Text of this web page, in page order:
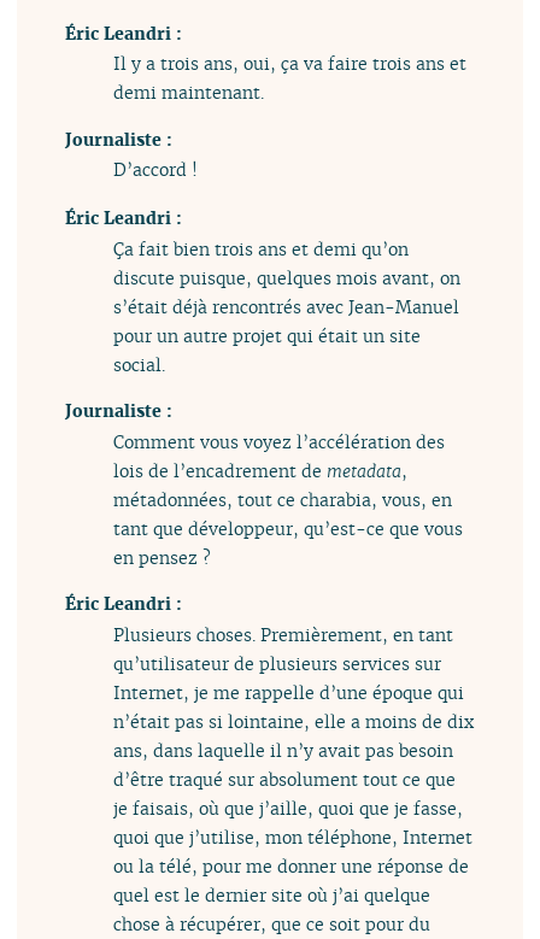
Éric Leandri :
Il y a trois ans, oui, ça va faire trois ans et
demi maintenant.
Journaliste :
D’accord !
Éric Leandri :
Ça fait bien trois ans et demi qu’on
discute puisque, quelques mois avant, on
s’était déjà rencontrés avec Jean-Manuel
pour un autre projet qui était un site
social.
Journaliste :
Comment vous voyez l’accélération des
lois de l’encadrement de metadata,
métadonnées, tout ce charabia, vous, en
tant que développeur, qu’est-ce que vous
en pensez ?
Éric Leandri :
Plusieurs choses. Premièrement, en tant
qu’utilisateur de plusieurs services sur
Internet, je me rappelle d’une époque qui
n’était pas si lointaine, elle a moins de dix
ans, dans laquelle il n’y avait pas besoin
d’être traqué sur absolument tout ce que
je faisais, où que j’aille, quoi que je fasse,
quoi que j’utilise, mon téléphone, Internet
ou la télé, pour me donner une réponse de
quel est le dernier site où j’ai quelque
chose à récupérer, que ce soit pour du